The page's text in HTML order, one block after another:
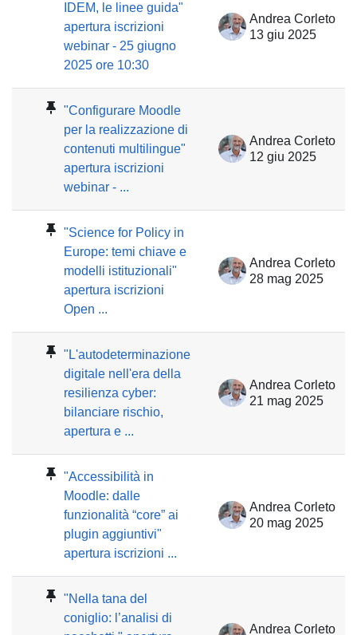
IDEM, le linee guida"
apertura iscrizioni
webinar - 25 giugno
2025 ore 10:30
Andrea Corleto
13 giu 2025
"Configurare Moodle
per la realizzazione di
contenuti multilingue"
apertura iscrizioni
webinar - ...
Andrea Corleto
12 giu 2025
"Science for Policy in
Europe: temi chiave e
modelli istituzionali"
apertura iscrizioni
Open ...
Andrea Corleto
28 mag 2025
"L'autodeterminazione
digitale nell'era della
resilienza cyber:
bilanciare rischio,
apertura e ...
Andrea Corleto
21 mag 2025
"Accessibilità in
Moodle: dalle
funzionalità “core” ai
plugin aggiuntivi"
apertura iscrizioni ...
Andrea Corleto
20 mag 2025
"Nella tana del
coniglio: l’analisi di
Andrea Corleto